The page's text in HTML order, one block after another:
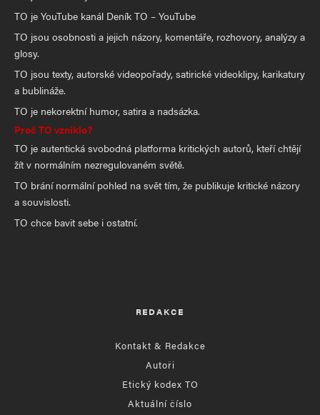
TO je YouTube kanál Deník TO – YouTube
TO jsou osobnosti a jejich názory, komentáře, rozhovory, analýzy a
glosy.
TO jsou texty, autorské videopořady, satirické videoklipy, karikatury
a bublináže.
TO je nekorektní humor, satira a nadsázka.
Proč TO vzniklo?
TO je autentická svobodná platforma kritických autorů, kteří chtějí
žít v normálním nezregulovaném světě.
TO brání normální pohled na svět tím, že publikuje kritické názory
a souvislosti.
TO chce bavit sebe i ostatní.
REDAKCE
Kontakt & Redakce
Autoři
Etický kodex TO
Aktuální číslo